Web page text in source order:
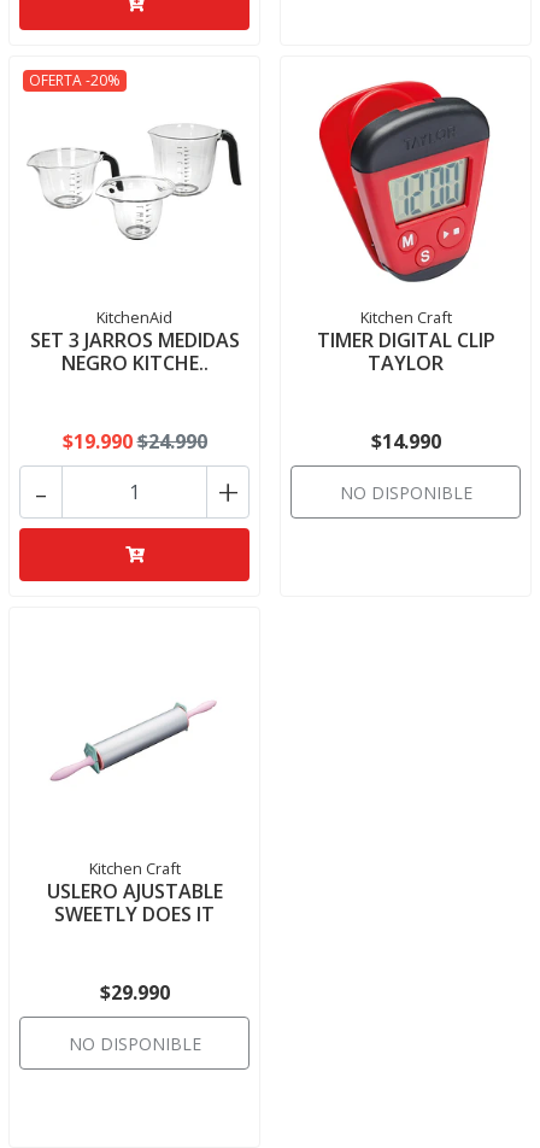
OFERTA -20%
KitchenAid
SET 3 JARROS MEDIDAS
NEGRO KITCHE..
$19.990$24.990
+
-
Kitchen Craft
TIMER DIGITAL CLIP
TAYLOR
$14.990
NO DISPONIBLE
Kitchen Craft
USLERO AJUSTABLE
SWEETLY DOES IT
$29.990
NO DISPONIBLE